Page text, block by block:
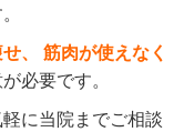
、 筋肉が使えなく
必要です。
に当院までご相談